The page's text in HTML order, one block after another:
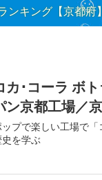
ンキング【京都府】
カ･コーラ ボ
ン京都工場／
ップで楽しい工場で
史を学ぶ